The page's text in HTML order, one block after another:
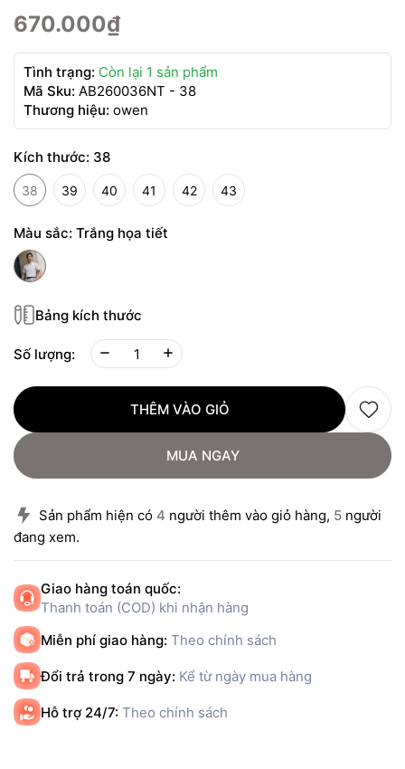
670.000₫
Tình trạng: Còn lại 1 sản phẩm
Mã Sku: AB260036NT - 38
Thương hiệu: owen
Kích thước: 38
38 39 40 41 42 43
Màu sắc: Trắng họa tiết
Bảng kích thước
Số lượng:
THÊM VÀO GIỎ
MUA NGAY
Sản phẩm hiện có 4 người thêm vào giỏ hàng, 5 người
đang xem.
Giao hàng toán quốc:
Thanh toán (COD) khi nhận hàng
Miễn phí giao hàng: Theo chính sách
Đổi trả trong 7 ngày: Kể từ ngày mua hàng
Hỗ trợ 24/7: Theo chính sách